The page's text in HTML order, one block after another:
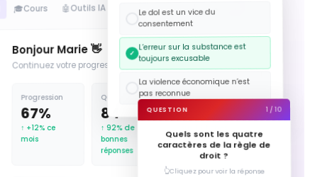
Le dol est un vice du
consentement
L’erreur sur la substance est
toujours excusable
La violence économique n’est
pas reconnue
QUESTION 1 / 10
Quels sont les quatre
caractères de la règle de
droit ?
🎓Cours 🤖Outils IA Communauté 🌙
Bonjour Marie 👋
Continuez votre progression en Droit constitutionnel
Progression
67%
↑ +12% ce
mois
QCM réussis
84
↑ 92% de
bonnes
réponses
Fiches lues
12